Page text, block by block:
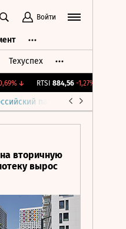
Войти
Техуспех
↓ RTSI 884,56 -1,27%↓
парламент
вторичную
вырос